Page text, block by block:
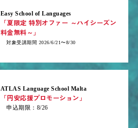
Easy School of Languages
「夏限定 特別オファー ～ハイシーズン
料金無料～」
対象受講期間 2026/6/21〜8/30
ATLAS Language School Malta
「円安応援プロモーション」
申込期限：8/26